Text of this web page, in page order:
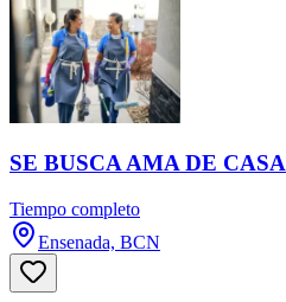
SE BUSCA AMA DE CASA
Tiempo completo
Ensenada, BCN